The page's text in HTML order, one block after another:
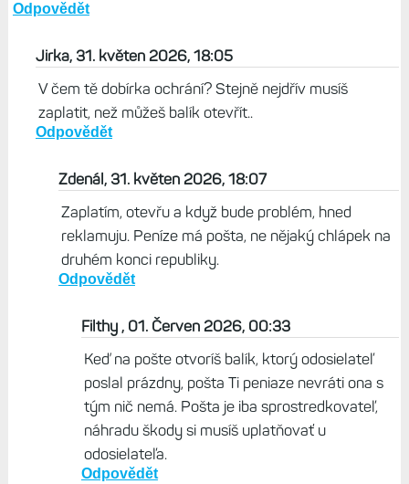
Odpovědět
Jirka, 31. květen 2026, 18:05
V čem tě dobírka ochrání? Stejně nejdřív musíš
zaplatit, než můžeš balík otevřít..
Odpovědět
Zdenál, 31. květen 2026, 18:07
Zaplatím, otevřu a když bude problém, hned
reklamuju. Peníze má pošta, ne nějaký chlápek na
druhém konci republiky.
Odpovědět
Filthy , 01. Červen 2026, 00:33
Keď na pošte otvoríš balík, ktorý odosielateľ
poslal prázdny, pošta Ti peniaze nevráti ona s
tým nič nemá. Pošta je iba sprostredkovateľ,
náhradu škody si musíš uplatňovať u
odosielateľa.
Odpovědět